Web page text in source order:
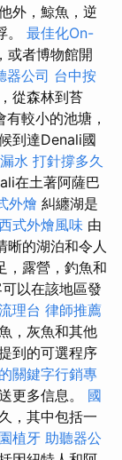
外，鯨魚，逆
。 最佳化On-
或者博物館開
器公司 台中按
從森林到苔
有較小的池塘，
到達Denali國
漏水 打針撐多久
在土著阿薩巴
外燴 糾纏湖是
式外燴風味 由
晰的湖泊和令人
，露營，釣魚和
以在該地區發
理台 律師推薦
，灰魚和其他
到的可選程序
關鍵字行銷專
更多信息。 國
，其中包括一
植牙 助聽器公